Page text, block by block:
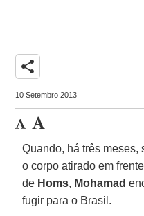
share
10 Setembro 2013
Quando, há três meses,
o corpo atirado em
de Homs, Mohamad
fugir para o Brasil.